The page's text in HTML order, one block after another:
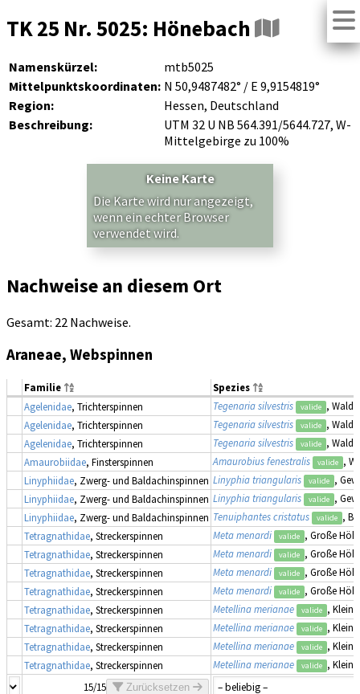
TK 25 Nr. 5025: Hönebach
Namenskürzel:
mtb5025
Mittelpunktskoordinaten: N 50,9487482° / E 9,9154819°
Region:
Hessen, Deutschland
Beschreibung:
UTM 32 U NB 564.391/5644.727, W-
Mittelgebirge zu 100%
Keine Karte
Die Karte wird nur angezeigt,
wenn ein echter Browser
verwendet wird.
Nachweise an diesem Ort
Gesamt: 22 Nachweise.
Araneae, Webspinnen
Familie
Spezies
Agelenidae, Trichterspinnen Tegenaria silvestris valide ,
Agelenidae, Trichterspinnen Tegenaria silvestris valide ,
Agelenidae, Trichterspinnen Tegenaria silvestris valide ,
Amaurobiidae, Finsterspinnen Amaurobius fenestralis valide ,
Linyphiidae, Zwerg- und Baldachinspinnen Linyphia triangularis valide ,
Linyphiidae, Zwerg- und Baldachinspinnen Linyphia triangularis valide ,
Linyphiidae, Zwerg- und Baldachinspinnen Tenuiphantes cristatus valide ,
Tetragnathidae, Streckerspinnen Meta menardi valide , Große
Tetragnathidae, Streckerspinnen Meta menardi valide , Große
Tetragnathidae, Streckerspinnen Meta menardi valide , Große
Tetragnathidae, Streckerspinnen Meta menardi valide , Große
Tetragnathidae, Streckerspinnen Metellina merianae valide ,
Tetragnathidae, Streckerspinnen Metellina merianae valide ,
Tetragnathidae, Streckerspinnen Metellina merianae valide ,
Tetragnathidae, Streckerspinnen Metellina merianae valide ,
15/15
Zurücksetzen